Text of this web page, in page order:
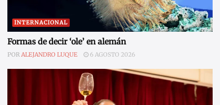
INTERNACIONAL
Formas de decir ‘ole’ en alemán
POR ALEJANDRO LUQUE 6 AGOSTO 2026